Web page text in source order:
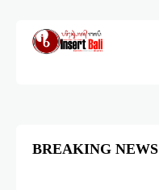
BREAKING NEWS